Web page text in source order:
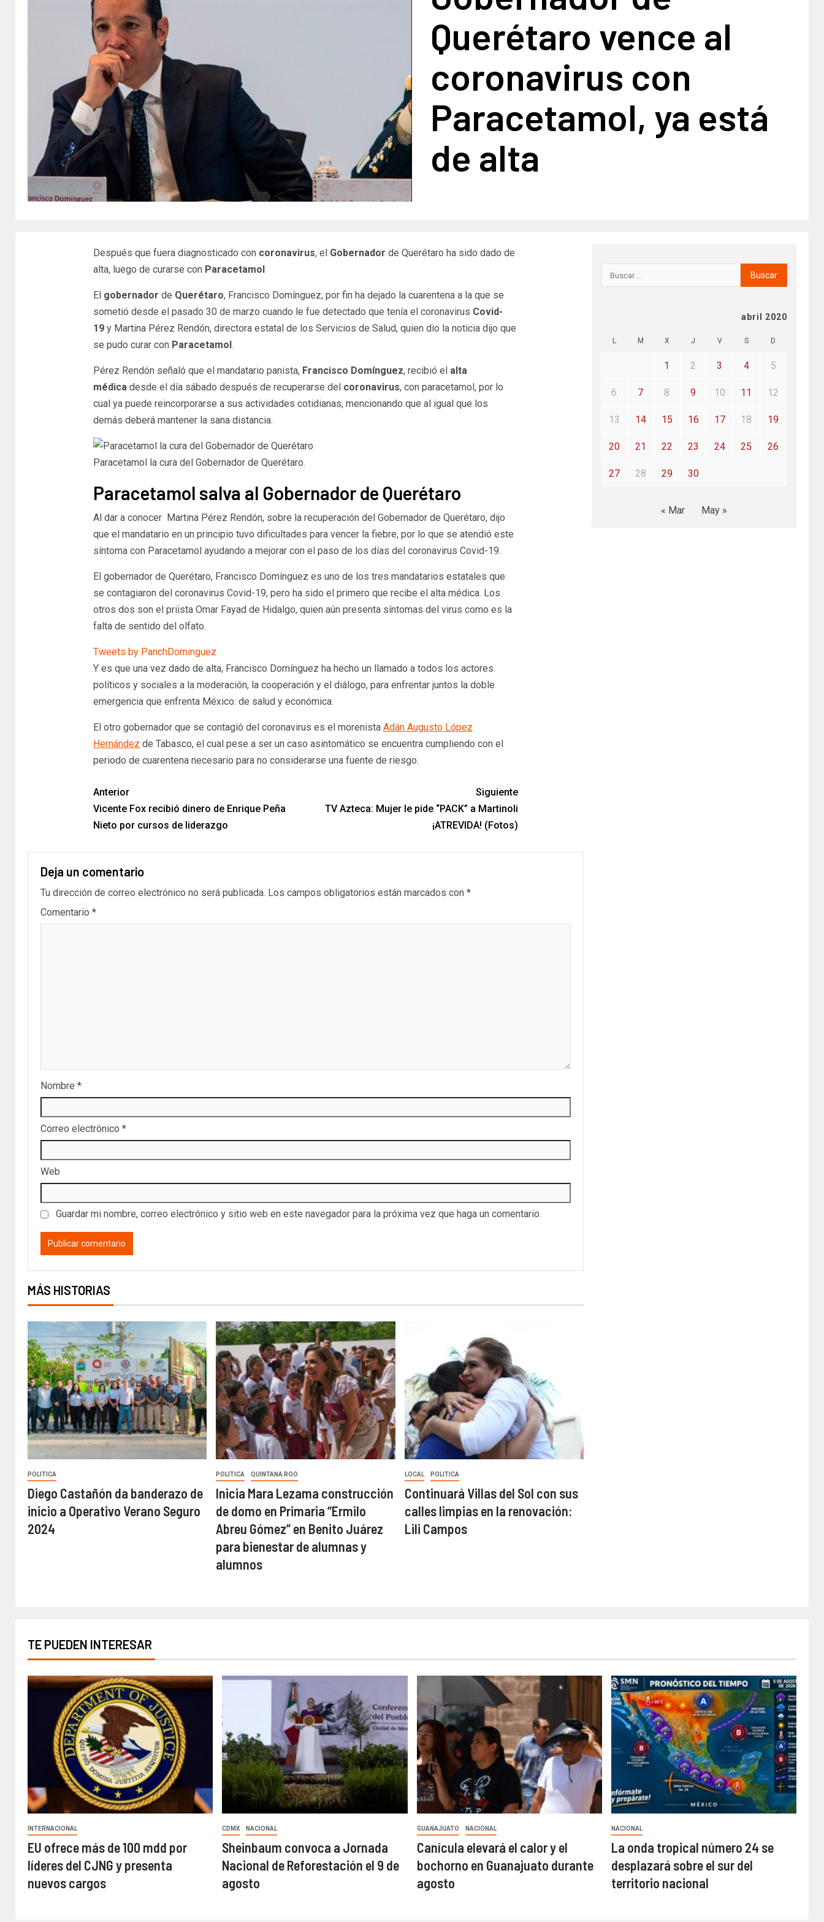
Querétaro vence al
coronavirus con
Paracetamol, ya está
de alta
Después que fuera diagnosticado con coronavirus, el Gobernador de Querétaro ha sido dado de
alta, luego de curarse con Paracetamol
El gobernador de Querétaro, Francisco Domínguez, por fin ha dejado la cuarentena a la que se
sometió desde el pasado 30 de marzo cuando le fue detectado que tenía el coronavirus Covid-
19y Martina Pérez Rendón, directora estatal de los Servicios de Salud, quien dio la noticia dijo que
se pudo curar con Paracetamol.
Pérez Rendón señaló que el mandatario panista, Francisco Domínguez, recibió el alta
médica desde el día sábado después de recuperarse del coronavirus, con paracetamol, por lo
cual ya puede reincorporarse a sus actividades cotidianas, mencionando que al igual que los
demás deberá mantener la sana distancia.
Paracetamol la cura del Gobernador de Querétaro.
Paracetamol salva al Gobernador de Querétaro
Al dar a conocer Martina Pérez Rendón, sobre la recuperación del Gobernador de Querétaro, dijo
que el mandatario en un principio tuvo dificultades para vencer la fiebre, por lo que se atendió este
síntoma con Paracetamol ayudando a mejorar con el paso de los días del coronavirus Covid-19.
El gobernador de Querétaro, Francisco Domínguez es uno de los tres mandatarios estatales que
se contagiaron del coronavirus Covid-19, pero ha sido el primero que recibe el alta médica. Los
otros dos son el priista Omar Fayad de Hidalgo, quien aún presenta síntomas del virus como es la
falta de sentido del olfato.
Tweets by PanchDominguez
Y es que una vez dado de alta, Francisco Domínguez ha hecho un llamado a todos los actores
políticos y sociales a la moderación, la cooperación y el diálogo, para enfrentar juntos la doble
emergencia que enfrenta México: de salud y económica.
El otro gobernador que se contagió del coronavirus es el morenista Adán Augusto López
Hernández de Tabasco, el cual pese a ser un caso asintomático se encuentra cumpliendo con el
periodo de cuarentena necesario para no considerarse una fuente de riesgo.
Anterior
Vicente Fox recibió dinero de Enrique Peña
Nieto por cursos de liderazgo
Siguiente
TV Azteca: Mujer le pide “PACK” a Martinoli
¡ATREVIDA! (Fotos)
Deja un comentario
Tu dirección de correo electrónico no será publicada. Los campos obligatorios están marcados con *
Comentario *
Nombre *
Correo electrónico *
Web
Guardar mi nombre, correo electrónico y sitio web en este navegador para la próxima vez que haga un comentario.
MÁS HISTORIAS
POLITICA
Diego Castañón da banderazo de
inicio a Operativo Verano Seguro
2024
POLITICA QUINTANA ROO
Inicia Mara Lezama construcción
de domo en Primaria “Ermilo
Abreu Gómez” en Benito Juárez
para bienestar de alumnas y
alumnos
LOCAL POLITICA
Continuará Villas del Sol con sus
calles limpias en la renovación:
Lili Campos
abril 2020
L M X J V S D
1 2 3 4 5
6 7 8 9 10 11 12
13 14 15 16 17 18 19
20 21 22 23 24 25 26
27 28 29 30
« Mar May »
TE PUEDEN INTERESAR
INTERNACIONAL
EU ofrece más de 100 mdd por
líderes del CJNG y presenta
nuevos cargos
CDMX NACIONAL
Sheinbaum convoca a Jornada
Nacional de Reforestación el 9 de
agosto
GUANAJUATO NACIONAL
Canícula elevará el calor y el
bochorno en Guanajuato durante
agosto
NACIONAL
La onda tropical número 24 se
desplazará sobre el sur del
territorio nacional